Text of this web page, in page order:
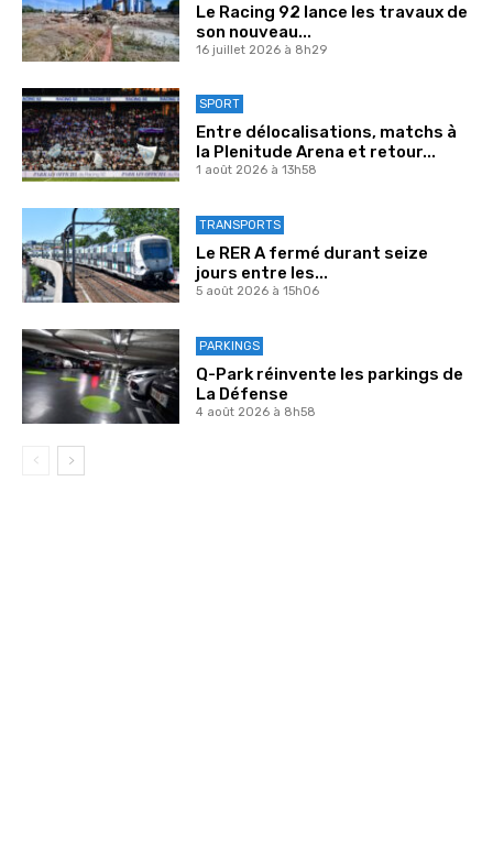
Le Racing 92 lance les travaux de
son nouveau...
16 juillet 2026 à 8h29
SPORT
Entre délocalisations, matchs à
la Plenitude Arena et retour...
1 août 2026 à 13h58
TRANSPORTS
Le RER A fermé durant seize
jours entre les...
5 août 2026 à 15h06
PARKINGS
Q-Park réinvente les parkings de
La Défense
4 août 2026 à 8h58